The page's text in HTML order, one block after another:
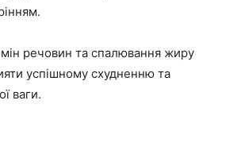
речовин та спалювання жиру
успішному схудненню та
ваги.